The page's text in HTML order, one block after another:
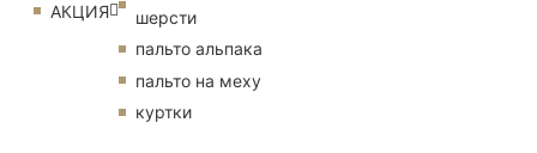
АКЦИЯ
шерсти
пальто альпака
пальто на меху
куртки